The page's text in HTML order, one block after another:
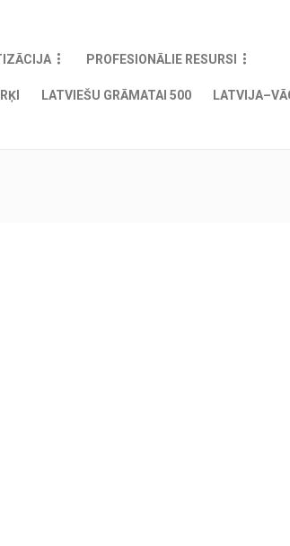
PROFESIONĀLIE RESURSI
LATVIEŠU GRĀMATAI 500